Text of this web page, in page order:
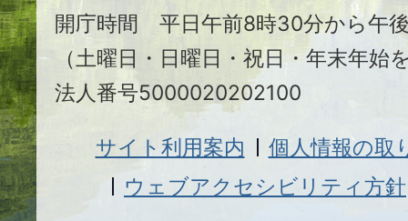
開庁時間 平日午前8時30分から午
（土曜日・日曜日・祝日・年末年始
法人番号5000020202100
サイト利用案内
個人情報の取
ウェブアクセシビリティ方針